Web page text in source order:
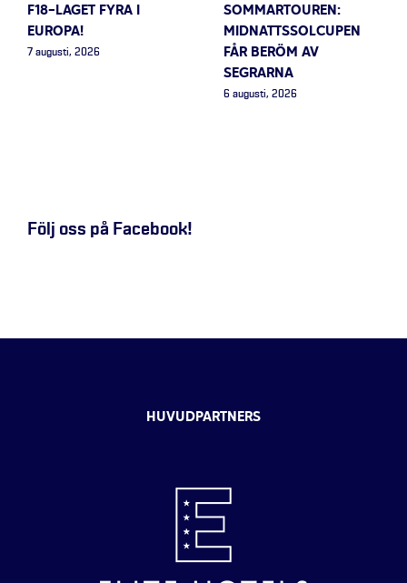
F18-LAGET FYRA I
EUROPA!
7 augusti, 2026
SOMMARTOUREN:
MIDNATTSSOLCUPEN
FÅR BERÖM AV
SEGRARNA
6 augusti, 2026
Följ oss på Facebook!
HUVUDPARTNERS